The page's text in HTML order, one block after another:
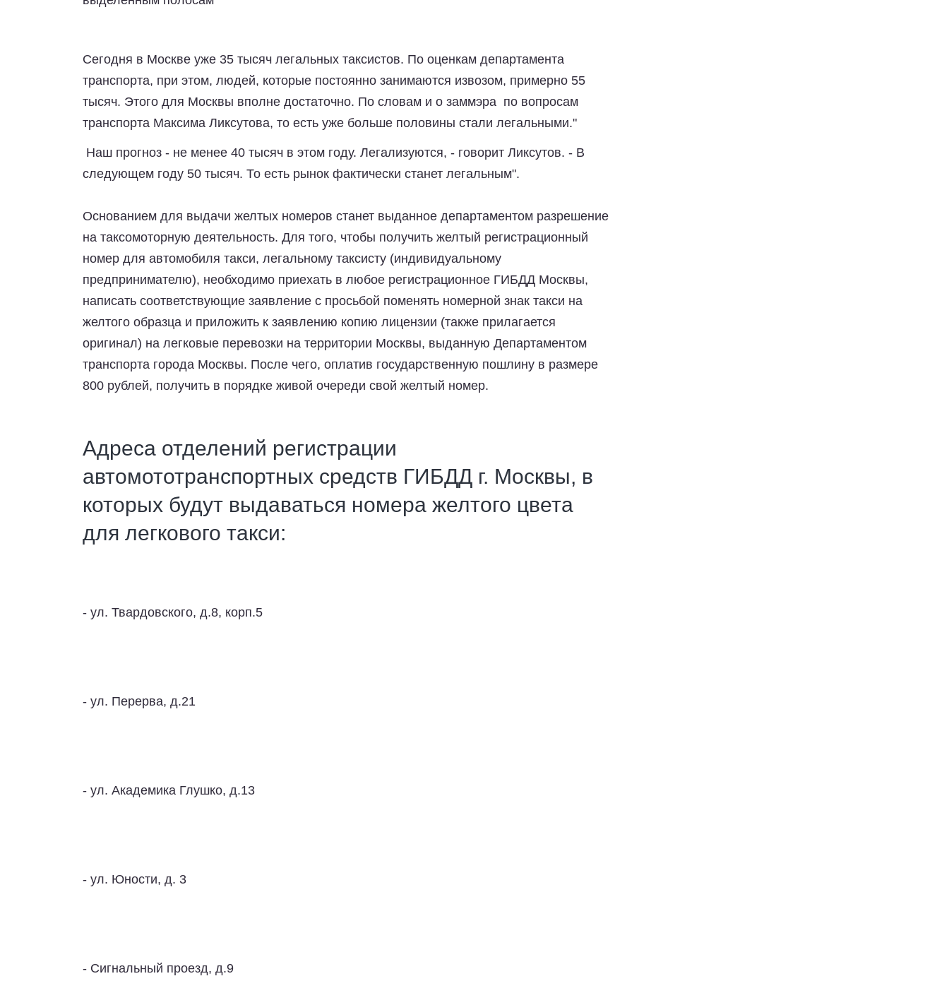
Сегодня в Москве уже 35 тысяч легальных таксистов. По оценкам департамента
транспорта, при этом, людей, которые постоянно занимаются извозом, примерно 55
тысяч. Этого для Москвы вполне достаточно. По словам и о заммэра по вопросам
транспорта Максима Ликсутова, то есть уже больше половины стали легальными."
Наш прогноз - не менее 40 тысяч в этом году. Легализуются, - говорит Ликсутов. - В
следующем году 50 тысяч. То есть рынок фактически станет легальным".
Основанием для выдачи желтых номеров станет выданное департаментом разрешение
на таксомоторную деятельность. Для того, чтобы получить желтый регистрационный
номер для автомобиля такси, легальному таксисту (индивидуальному
предпринимателю), необходимо приехать в любое регистрационное ГИБДД Москвы,
написать соответствующие заявление с просьбой поменять номерной знак такси на
желтого образца и приложить к заявлению копию лицензии (также прилагается
оригинал) на легковые перевозки на территории Москвы, выданную Департаментом
транспорта города Москвы. После чего, оплатив государственную пошлину в размере
800 рублей, получить в порядке живой очереди свой желтый номер.
Адреса отделений регистрации
автомототранспортных средств ГИБДД г. Москвы, в
которых будут выдаваться номера желтого цвета
для легкового такси:
- ул. Твардовского, д.8, корп.5
- ул. Перерва, д.21
- ул. Академика Глушко, д.13
- ул. Юности, д. 3
- Сигнальный проезд, д.9